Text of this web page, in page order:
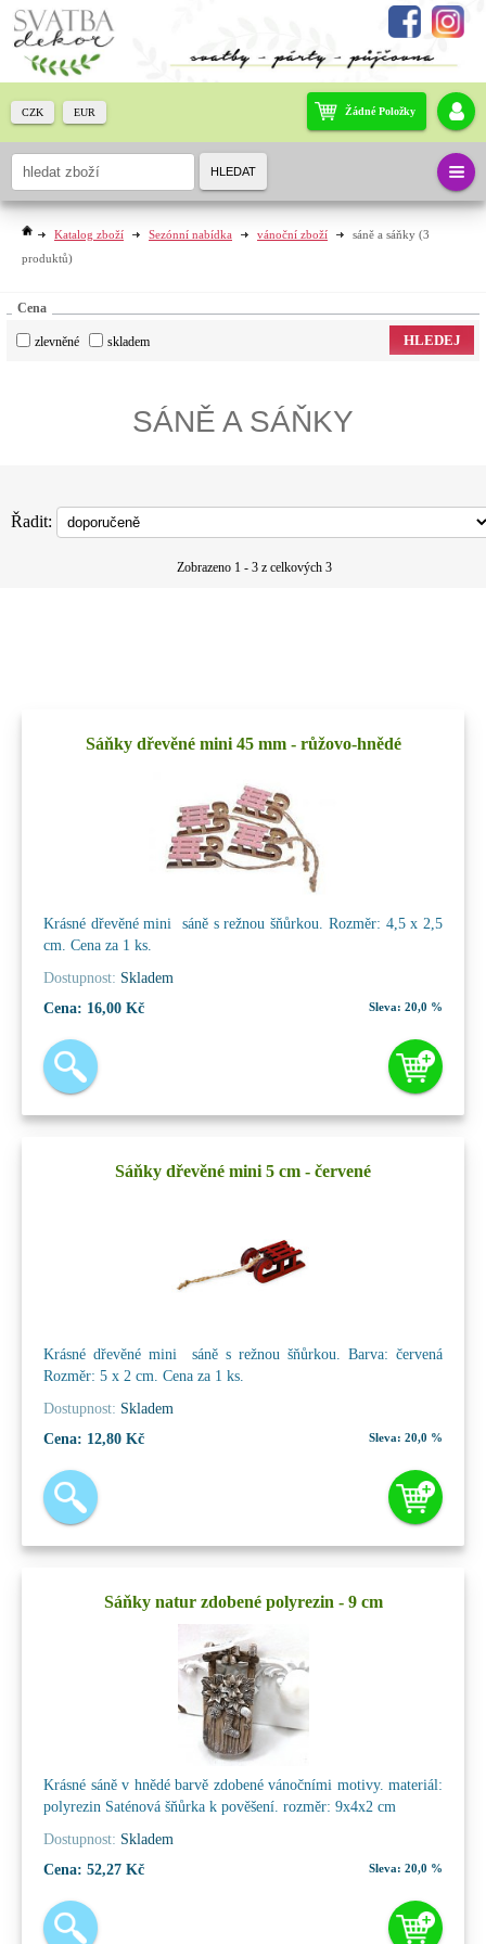
Katalog zboží Sezónní nabídka vánoční zboží sáně a sáňky (3
produktů)
Cena
zlevněné skladem HLEDEJ
SÁNĚ A SÁŇKY
Řadit:
Zobrazeno 1 - 3 z celkových 3
Sáňky dřevěné mini 45 mm - růžovo-hnědé
Krásné dřevěné mini sáně s režnou šňůrkou. Rozměr: 4,5 x 2,5
cm. Cena za 1 ks.
Dostupnost: Skladem
Cena: 16,00 Kč Sleva: 20,0 %
Sáňky dřevěné mini 5 cm - červené
Krásné dřevěné mini sáně s režnou šňůrkou. Barva: červená
Rozměr: 5 x 2 cm. Cena za 1 ks.
Dostupnost: Skladem
Cena: 12,80 Kč Sleva: 20,0 %
Sáňky natur zdobené polyrezin - 9 cm
Krásné sáně v hnědé barvě zdobené vánočními motivy. materiál:
polyrezin Saténová šňůrka k pověšení. rozměr: 9x4x2 cm
Dostupnost: Skladem
Cena: 52,27 Kč Sleva: 20,0 %
Žádné Položky
CZK EUR
HLEDAT